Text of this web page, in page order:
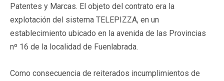
Patentes y Marcas. El objeto del contrato era la
explotación del sistema TELEPIZZA, en un
establecimiento ubicado en la avenida de las Provincias
nº 16 de la localidad de Fuenlabrada.
Como consecuencia de reiterados incumplimientos de